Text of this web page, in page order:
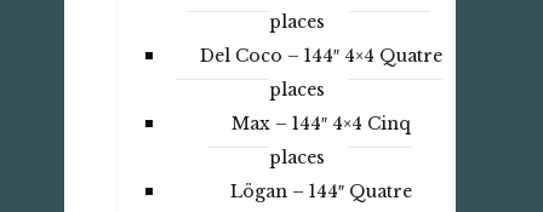
places
Del Coco – 144″ 4×4 Quatre
places
Max – 144″ 4×4 Cinq
places
Lögan – 144″ Quatre